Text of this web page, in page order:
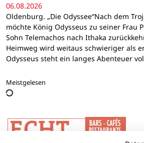
06.08.2026
Oldenburg. „Die Odyssee“Nach dem
möchte König Odysseus zu seiner Frau
Sohn Telemachos nach Ithaka
Heimweg wird weitaus schwieriger als
Odysseus steht ein langes Abenteuer
Meistgelesen